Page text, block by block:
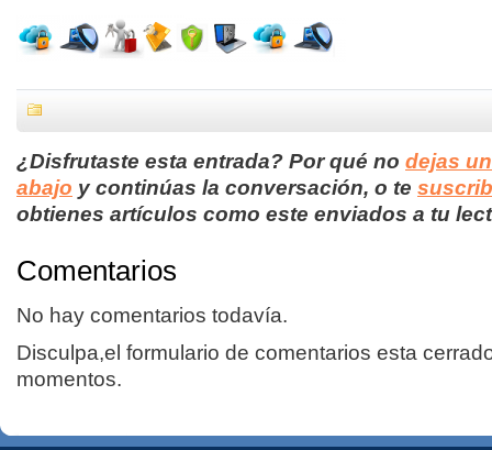
¿Disfrutaste esta entrada? Por qué no dejas
abajo y continúas la conversación, o te
obtienes artículos como este enviados a tu
Comentarios
No hay comentarios todavía.
Disculpa,el formulario de comentarios esta
momentos.